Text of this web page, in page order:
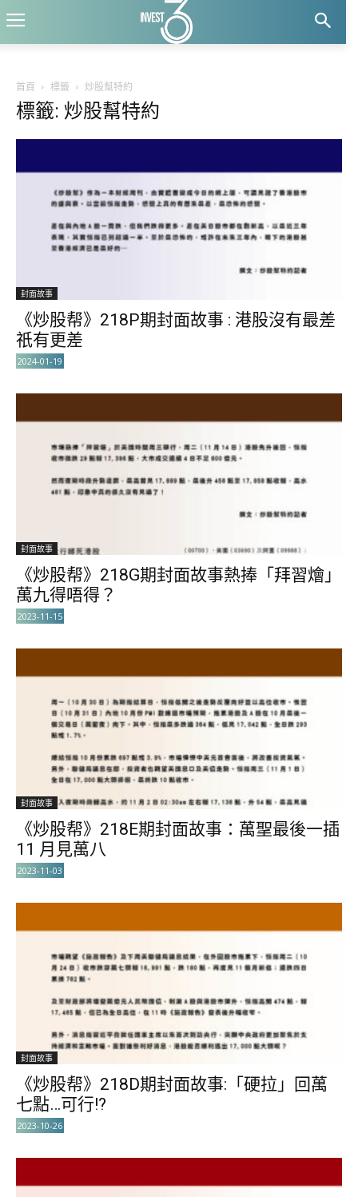
首頁 標籤 炒股幫特約
標籤: 炒股幫特約
封面故事
《炒股帮》218P期封面故事 : 港股沒有最差
祇有更差
2024-01-19
封面故事
《炒股帮》218G期封面故事熱捧「拜習燴」
萬九得唔得？
2023-11-15
封面故事
《炒股帮》218E期封面故事：萬聖最後一插
11 月見萬八
2023-11-03
封面故事
《炒股帮》218D期封面故事:「硬拉」回萬
七點…可行!?
2023-10-26